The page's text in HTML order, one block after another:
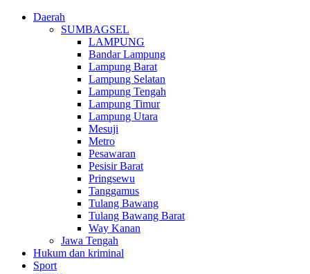
Daerah
SUMBAGSEL
LAMPUNG
Bandar Lampung
Lampung Barat
Lampung Selatan
Lampung Tengah
Lampung Timur
Lampung Utara
Mesuji
Metro
Pesawaran
Pesisir Barat
Pringsewu
Tanggamus
Tulang Bawang
Tulang Bawang Barat
Way Kanan
Jawa Tengah
Hukum dan kriminal
Sport